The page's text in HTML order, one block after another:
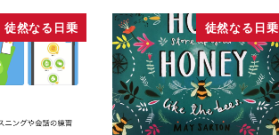
徒然なる日乗 徒然なる日乗